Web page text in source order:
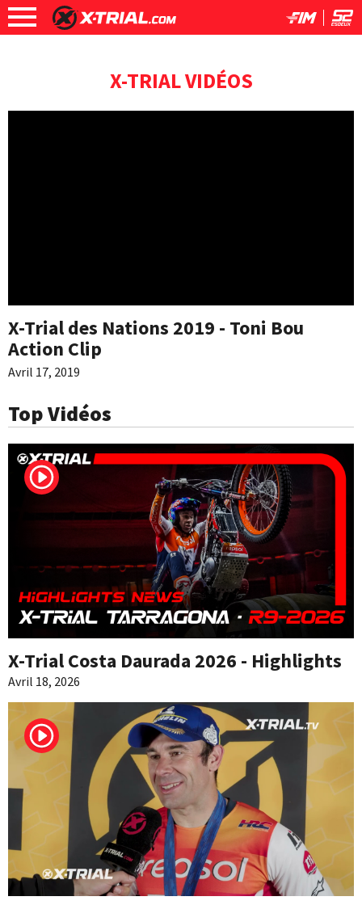
X-TRIAL VIDÉOS
X-Trial des Nations 2019 - Toni Bou
Action Clip
Avril 17, 2019
Top Vidéos
X-Trial Costa Daurada 2026 - Highlights
Avril 18, 2026